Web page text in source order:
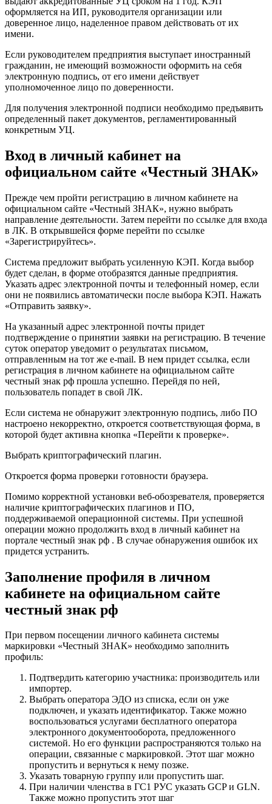
оформляется на ИП, руководителя организации или
доверенное лицо, наделенное правом действовать от их
имени.
Если руководителем предприятия выступает иностранный
гражданин, не имеющий возможности оформить на себя
электронную подпись, от его имени действует
уполномоченное лицо по доверенности.
Для получения электронной подписи необходимо предъявить
определенный пакет документов, регламентированный
конкретным УЦ.
Вход в личный кабинет на
официальном сайте «Честный ЗНАК»
Прежде чем пройти регистрацию в личном кабинете на
официальном сайте «Честный ЗНАК», нужно выбрать
направление деятельности. Затем перейти по ссылке для входа
в ЛК. В открывшейся форме перейти по ссылке
«Зарегистрируйтесь».
Система предложит выбрать усиленную КЭП. Когда выбор
будет сделан, в форме отобразятся данные предприятия.
Указать адрес электронной почты и телефонный номер, если
они не появились автоматически после выбора КЭП. Нажать
«Отправить заявку».
На указанный адрес электронной почты придет
подтверждение о принятии заявки на регистрацию. В течение
суток оператор уведомит о результатах письмом,
отправленным на тот же e-mail. В нем придет ссылка, если
регистрация в личном кабинете на официальном сайте
честный знак рф прошла успешно. Перейдя по ней,
пользователь попадет в свой ЛК.
Если система не обнаружит электронную подпись, либо ПО
настроено некорректно, откроется соответствующая форма, в
которой будет активна кнопка «Перейти к проверке».
Выбрать криптографический плагин.
Откроется форма проверки готовности браузера.
Помимо корректной установки веб-обозревателя, проверяется
наличие криптографических плагинов и ПО,
поддерживаемой операционной системы. При успешной
операции можно продолжить вход в личный кабинет на
портале честный знак рф . В случае обнаружения ошибок их
придется устранить.
Заполнение профиля в личном
кабинете на официальном сайте
честный знак рф
При первом посещении личного кабинета системы
маркировки «Честный ЗНАК» необходимо заполнить
профиль:
Подтвердить категорию участника: производитель или
импортер.
Выбрать оператора ЭДО из списка, если он уже
подключен, и указать идентификатор. Также можно
воспользоваться услугами бесплатного оператора
электронного документооборота, предложенного
системой. Но его функции распространяются только на
операции, связанные с маркировкой. Этот шаг можно
пропустить и вернуться к нему позже.
Указать товарную группу или пропустить шаг.
При наличии членства в ГС1 РУС указать GCP и GLN.
Также можно пропустить этот шаг